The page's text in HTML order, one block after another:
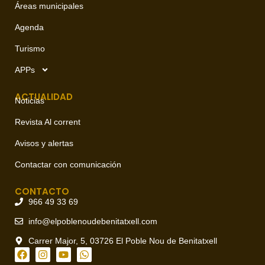
Áreas municipales
Agenda
Turismo
APPs
ACTUALIDAD
Noticias
Revista Al corrent
Avisos y alertas
Contactar con comunicación
CONTACTO
966 49 33 69
info@elpoblenoudebenitatxell.com
Carrer Major, 5, 03726 El Poble Nou de Benitatxell